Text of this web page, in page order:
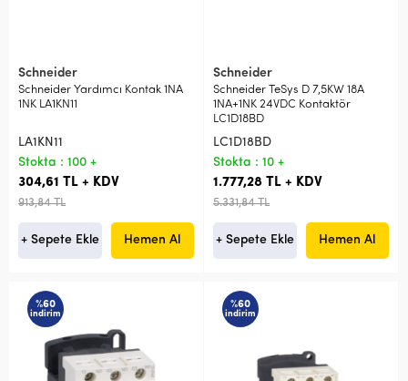
Schneider
Schneider Yardımcı Kontak 1NA
1NK LA1KN11
LA1KN11
Stokta : 100 +
304,61 TL + KDV
913,84 TL
+ Sepete Ekle Hemen Al
Schneider
Schneider TeSys D 7,5KW 18A
1NA+1NK 24VDC Kontaktör
LC1D18BD
LC1D18BD
Stokta : 10 +
1.777,28 TL + KDV
5.331,84 TL
+ Sepete Ekle Hemen Al
%60
indirim
%60
indirim